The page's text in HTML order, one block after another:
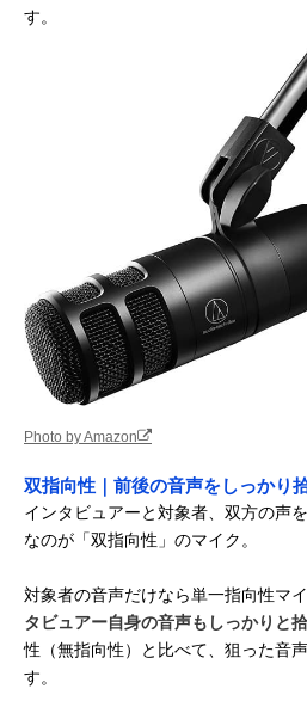
す。
Photo by Amazon
双指向性｜前後の音声をしっかり
インタビュアーと対象者、双方の声
なのが「双指向性」のマイク。
対象者の音声だけなら単一指向性マ
タビュアー自身の音声もしっかりと
性（無指向性）と比べて、狙った音
す。